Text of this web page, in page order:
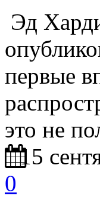
Эд
первые
это не
15
0